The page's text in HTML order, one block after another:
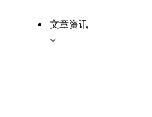
文章资讯